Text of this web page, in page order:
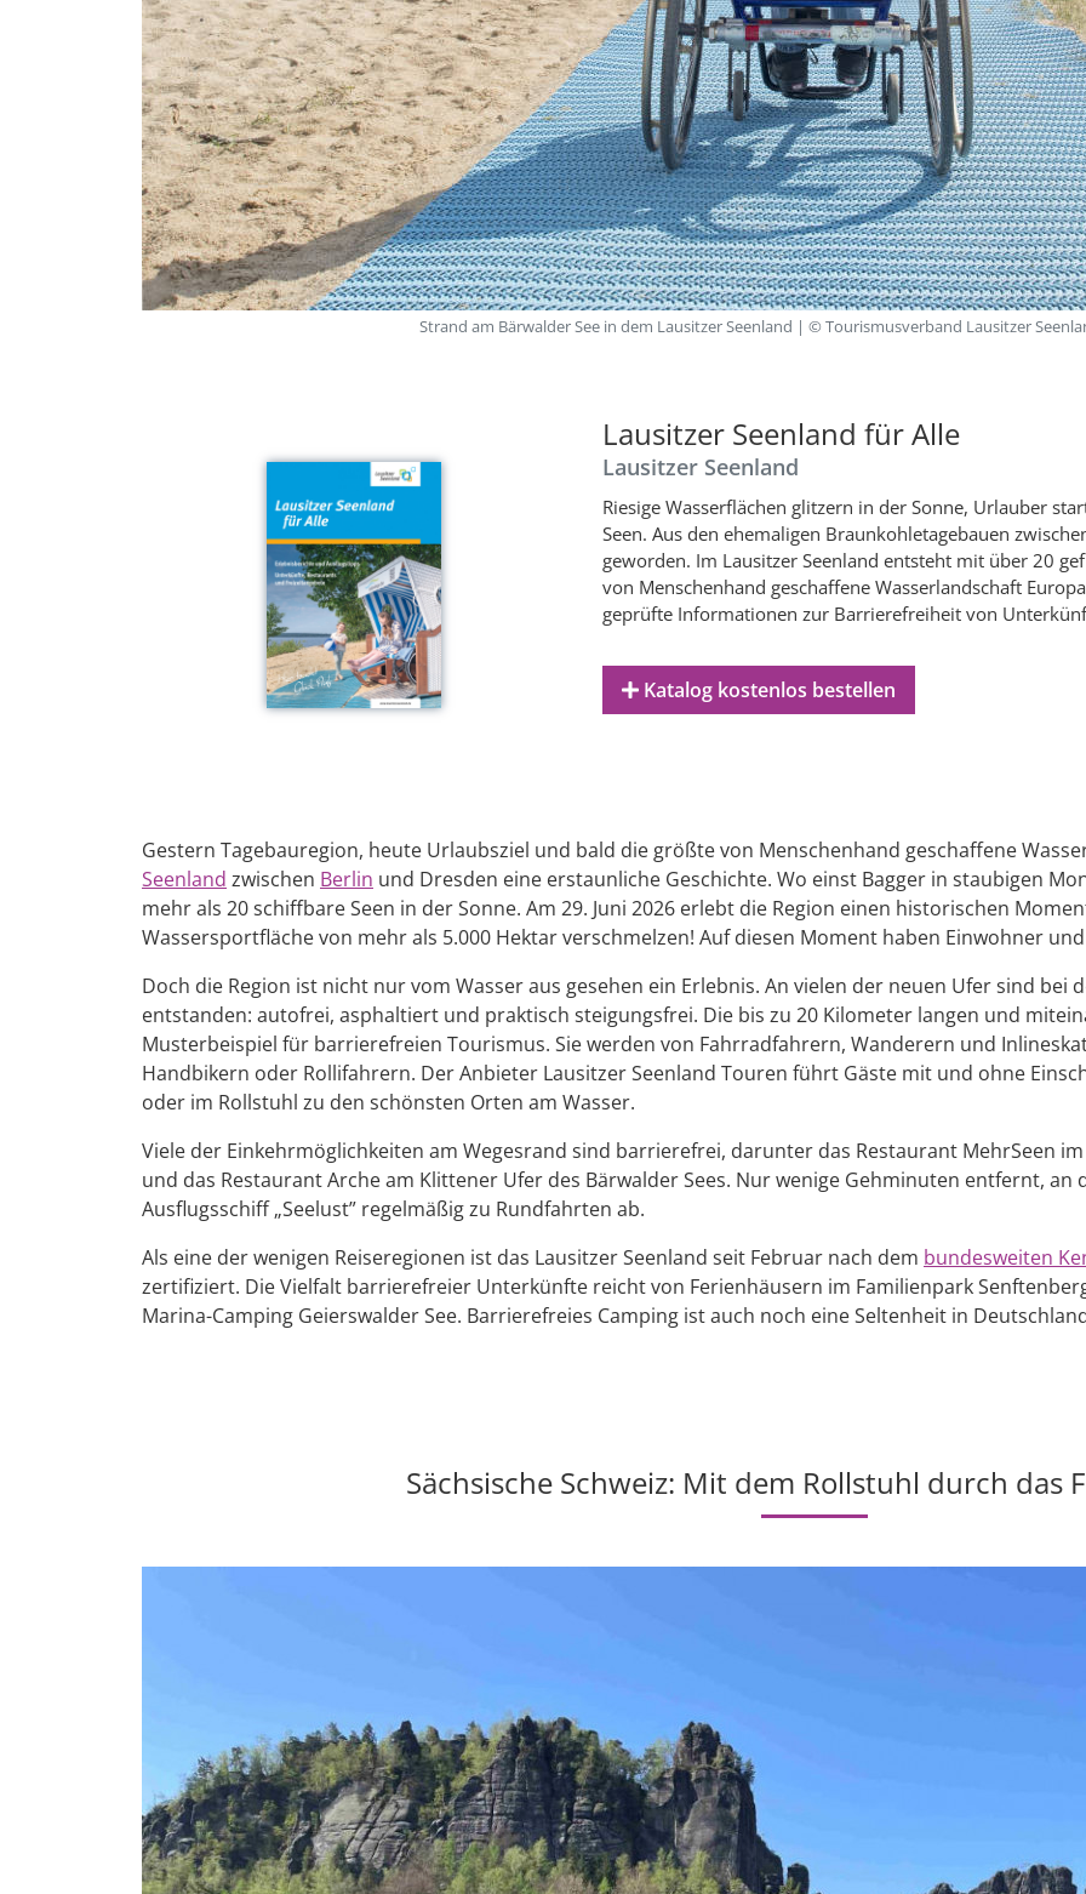
Strand am Bärwalder See in dem Lausitzer Seenland | © Tourismusverband Lausitzer
Lausitzer Seenland für Alle
Lausitzer Seenland
Riesige Wasserflächen glitzern in der Sonne, Urlauber
Seen. Aus den ehemaligen Braunkohletagebauen
geworden. Im Lausitzer Seenland entsteht mit über 20
von Menschenhand geschaffene Wasserlandschaft
geprüfte Informationen zur Barrierefreiheit von
Katalog kostenlos bestellen
Gestern Tagebauregion, heute Urlaubsziel und bald die größte von Menschenhand geschaffene
Seenland zwischen Berlin und Dresden eine erstaunliche Geschichte. Wo einst Bagger in staubigen
mehr als 20 schiffbare Seen in der Sonne. Am 29. Juni 2026 erlebt die Region einen historischen
Wassersportfläche von mehr als 5.000 Hektar verschmelzen! Auf diesen Moment haben Einwohner
Doch die Region ist nicht nur vom Wasser aus gesehen ein Erlebnis. An vielen der neuen Ufer sind
entstanden: autofrei, asphaltiert und praktisch steigungsfrei. Die bis zu 20 Kilometer langen und
Musterbeispiel für barrierefreien Tourismus. Sie werden von Fahrradfahrern, Wanderern und
Handbikern oder Rollifahrern. Der Anbieter Lausitzer Seenland Touren führt Gäste mit und ohne
oder im Rollstuhl zu den schönsten Orten am Wasser.
Viele der Einkehrmöglichkeiten am Wegesrand sind barrierefrei, darunter das Restaurant MehrSeen
und das Restaurant Arche am Klittener Ufer des Bärwalder Sees. Nur wenige Gehminuten entfernt,
Ausflugsschiff „Seelust” regelmäßig zu Rundfahrten ab.
Als eine der wenigen Reiseregionen ist das Lausitzer Seenland seit Februar nach dem bundesweiten
zertifiziert. Die Vielfalt barrierefreier Unterkünfte reicht von Ferienhäusern im Familienpark
Marina-Camping Geierswalder See. Barrierefreies Camping ist auch noch eine Seltenheit in
Sächsische Schweiz: Mit dem Rollstuhl durch das